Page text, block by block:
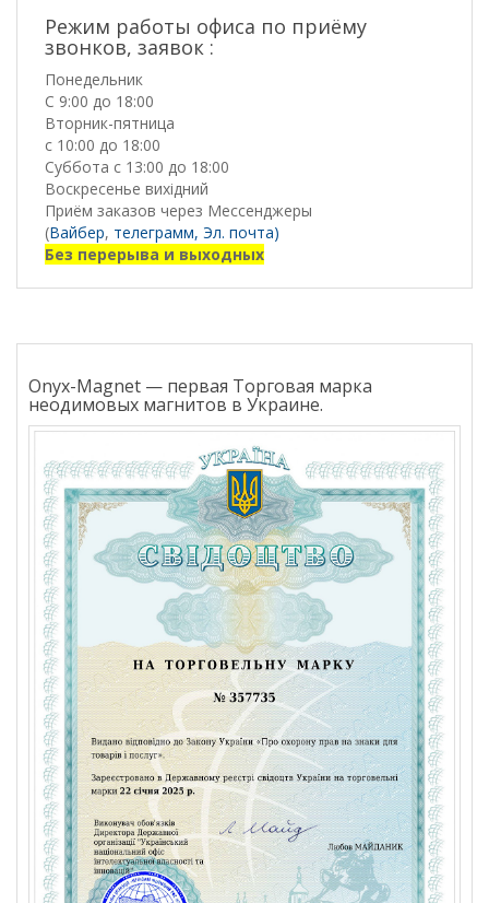
Режим работы офиса по приёму
звонков, заявок :
Понедельник
С 9:00 до 18:00
Вторник-пятница
с 10:00 до 18:00
Суббота с 13:00 до 18:00
Воскресенье вихідний
Приём заказов через Мессенджеры
(Вайбер, телеграмм, Эл. почта)
Без перерыва и выходных
Onyx-Magnet — первая Торговая марка
неодимовых магнитов в Украине.